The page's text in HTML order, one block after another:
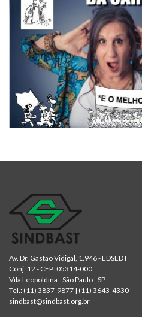
Av. Dr. Gastão Vidigal, 1.946 - EDSED I
Conj. 12 - CEP: 05314-000
Vila Leopoldina - São Paulo - SP
Tel.: (11) 3837-9877 | (11) 3643-4330
sindbast@sindbast.org.br